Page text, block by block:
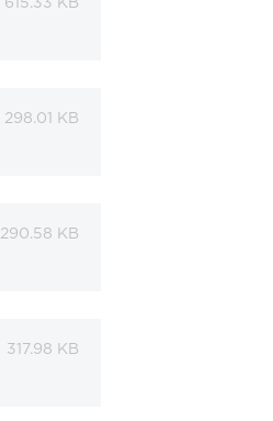
615.33 KB
298.01 KB
290.58 KB
317.98 KB